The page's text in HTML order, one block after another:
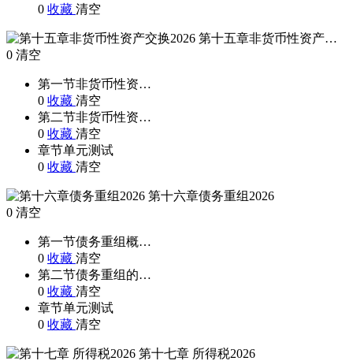
0 收藏 清空
第十五章非货币性资产…
0 清空
第一节非货币性资…
0 收藏 清空
第二节非货币性资…
0 收藏 清空
章节单元测试
0 收藏 清空
第十六章债务重组2026
0 清空
第一节债务重组概…
0 收藏 清空
第二节债务重组的…
0 收藏 清空
章节单元测试
0 收藏 清空
第十七章 所得税2026